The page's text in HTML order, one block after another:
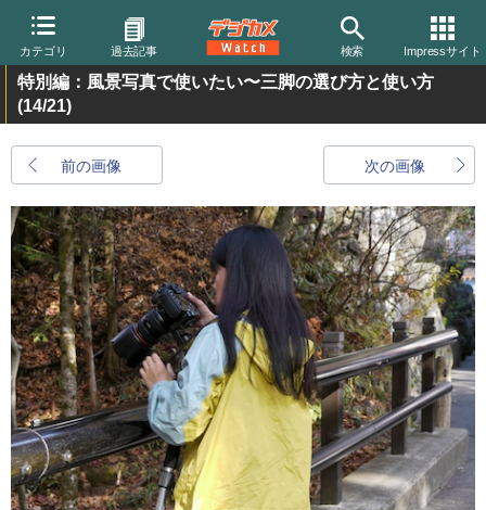
カテゴリ 過去記事 検索 Impressサイト
特別編：風景写真で使いたい〜三脚の選び方と使い方
(14/21)
前の画像 次の画像